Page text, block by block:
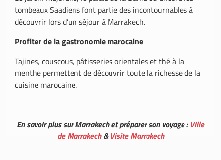
tombeaux Saadiens font partie des incontournables à
découvrir lors d’un séjour à Marrakech.
Profiter de la gastronomie marocaine
Tajines, couscous, pâtisseries orientales et thé à la
menthe permettent de découvrir toute la richesse de la
cuisine marocaine.
En savoir plus sur Marrakech et préparer son voyage : Ville
de Marrakech& Visite Marrakech